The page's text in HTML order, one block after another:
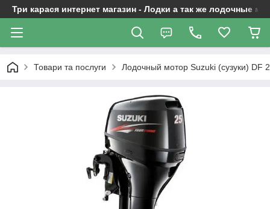
Три карася интернет магазин - Лодки а так же лодочные
Товари та послуги Лодочный мотор Suzuki (сузуки) DF